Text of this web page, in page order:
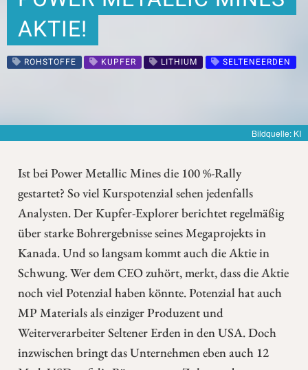
AKTIE!
ROHSTOFFE KUPFER LITHIUM SELTENEERDEN
Bildquelle: KI
Ist bei Power Metallic Mines die 100 %-Rally
gestartet? So viel Kurspotenzial sehen jedenfalls
Analysten. Der Kupfer-Explorer berichtet regelmäßig
über starke Bohrergebnisse seines Megaprojekts in
Kanada. Und so langsam kommt auch die Aktie in
Schwung. Wer dem CEO zuhört, merkt, dass die Aktie
noch viel Potenzial haben könnte. Potenzial hat auch
MP Materials als einziger Produzent und
Weiterverarbeiter Seltener Erden in den USA. Doch
inzwischen bringt das Unternehmen eben auch 12